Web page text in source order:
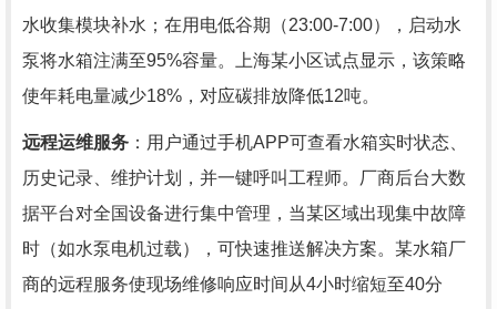
水收集模块补水；在用电低谷期（23:00-7:00），启动水
泵将水箱注满至95%容量。上海某小区试点显示，该策略
使年耗电量减少18%，对应碳排放降低12吨。
远程运维服务 ：用户通过手机APP可查看水箱实时状态、
历史记录、维护计划，并一键呼叫工程师。厂商后台大数
据平台对全国设备进行集中管理，当某区域出现集中故障
时（如水泵电机过载），可快速推送解决方案。某水箱厂
商的远程服务使现场维修响应时间从4小时缩短至40分